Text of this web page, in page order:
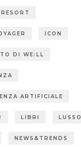
ICON
DI WE:LL
ARTIFICIALE
LIBRI LUSSO
NEWS&TRENDS